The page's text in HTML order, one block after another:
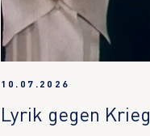
10.07.2026
Lyrik gegen Krieg